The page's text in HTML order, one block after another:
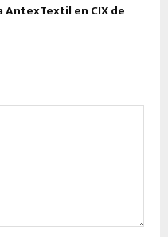
en CIX de